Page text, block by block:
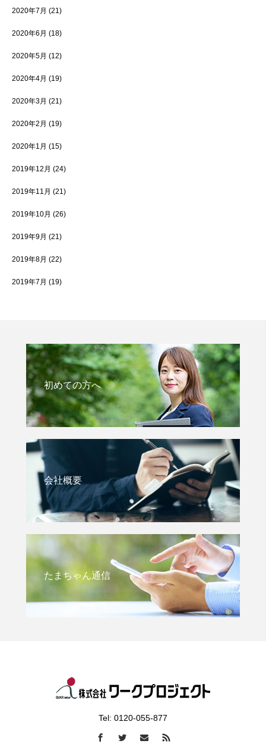
2020年7月 (21)
2020年6月 (18)
2020年5月 (12)
2020年4月 (19)
2020年3月 (21)
2020年2月 (19)
2020年1月 (15)
2019年12月 (24)
2019年11月 (21)
2019年10月 (26)
2019年9月 (21)
2019年8月 (22)
2019年7月 (19)
初めての方へ
会社概要
たまちゃん通信
Tel: 0120-055-877